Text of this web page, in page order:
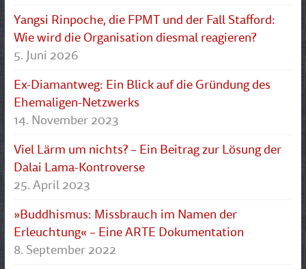
Yangsi Rinpoche, die FPMT und der Fall Stafford:
Wie wird die Organisation diesmal reagieren?
5. Juni 2026
Ex-Diamantweg: Ein Blick auf die Gründung des
Ehemaligen-Netzwerks
14. November 2023
Viel Lärm um nichts? – Ein Beitrag zur Lösung der
Dalai Lama-Kontroverse
25. April 2023
»Buddhismus: Missbrauch im Namen der
Erleuchtung« – Eine ARTE Dokumentation
8. September 2022